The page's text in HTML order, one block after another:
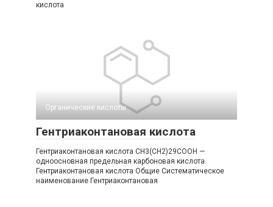
кислота
Органические кислоты‎
Гентриаконтановая кислота
Гентриаконтановая кислота CH3(CH2)29COOH —
одноосновная предельная карбоновая кислота.
Гентриаконтановая кислота Общие Систематическое
наименование Гентриаконтановая